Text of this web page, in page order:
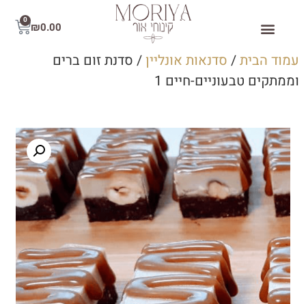
₪0.00
0
עמוד הבית/ סדנאות אונליין/ סדנת זום ברים
וממתקים טבעוניים-חיים 1